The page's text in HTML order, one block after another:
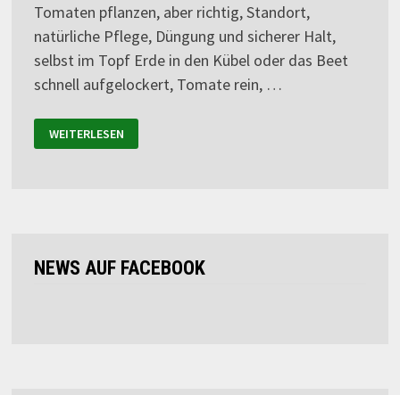
Tomaten pflanzen, aber richtig, Standort,
natürliche Pflege, Düngung und sicherer Halt,
selbst im Topf Erde in den Kübel oder das Beet
schnell aufgelockert, Tomate rein, …
WEITERLESEN
NEWS AUF FACEBOOK